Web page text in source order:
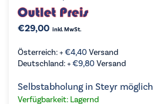
€29,00 inkl. MwSt.
Österreich: +€4,40 Versand
Deutschland: +€9,80 Versand
Selbstabholung in Steyr möglich
Verfügbarkeit: Lagernd